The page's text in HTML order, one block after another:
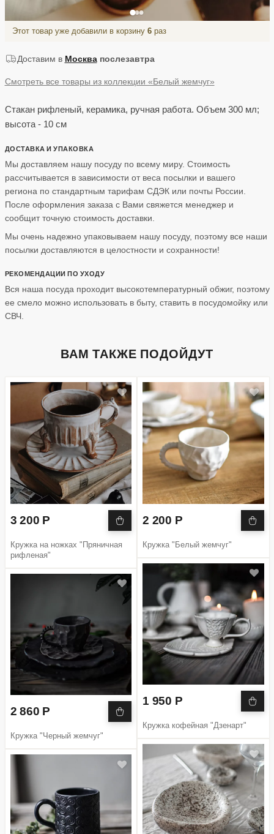
Этот товар уже добавили в корзину 6раз
Доставим в Москва послезавтра
Смотреть все товары из коллекции «Белый жемчуг»
Стакан рифленый, керамика, ручная работа. Объем 300 мл;
высота - 10 см
ДОСТАВКА И УПАКОВКА
Мы доставляем нашу посуду по всему миру. Стоимость
рассчитывается в зависимости от веса посылки и вашего
региона по стандартным тарифам СДЭК или почты России.
После оформления заказа с Вами свяжется менеджер и
сообщит точную стоимость доставки.
Мы очень надежно упаковываем нашу посуду, поэтому все наши
посылки доставляются в целостности и сохранности!
РЕКОМЕНДАЦИИ ПО УХОДУ
Вся наша посуда проходит высокотемпературный обжиг, поэтому
ее смело можно использовать в быту, ставить в посудомойку или
СВЧ.
ВАМ ТАКЖЕ ПОДОЙДУТ
3 200 Р
Кружка на ножках "Пряничная
рифленая"
2 860 Р
Кружка "Черный жемчуг"
2 200 Р
Кружка "Белый жемчуг"
1 950 Р
Кружка кофейная "Дзенарт"